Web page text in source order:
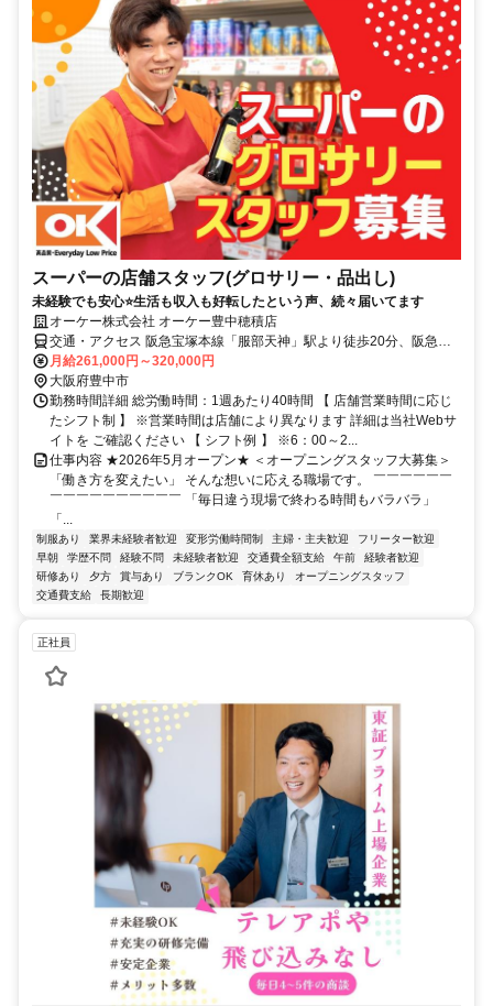
スーパーの店舗スタッフ(グロサリー・品出し)
未経験でも安心⭐生活も収入も好転したという声、続々届いてます
オーケー株式会社 オーケー豊中穂積店
交通・アクセス 阪急宝塚本線「服部天神」駅より徒歩20分、阪急宝
塚本線「庄内」駅より徒歩19分
月給261,000円～320,000円
大阪府豊中市
勤務時間詳細 総労働時間：1週あたり40時間 【 店舗営業時間に応じ
たシフト制 】 ※営業時間は店舗により異なります 詳細は当社Webサ
イトを ご確認ください 【 シフト例 】 ※6：00～2...
仕事内容 ★2026年5月オープン★ ＜オープニングスタッフ大募集＞
「働き方を変えたい」 そんな想いに応える職場です。 ￣￣￣￣￣￣
￣￣￣￣￣￣￣￣￣￣ 「毎日違う現場で終わる時間もバラバラ」
「...
制服あり 業界未経験者歓迎 変形労働時間制 主婦・主夫歓迎
フリーター歓迎
早朝
学歴不問 経験不問 未経験者歓迎 交通費全額支給 午前
経験者歓迎
研修あり
夕方 賞与あり ブランクOK 育休あり
オープニングスタッフ
交通費支給
長期歓迎
正社員